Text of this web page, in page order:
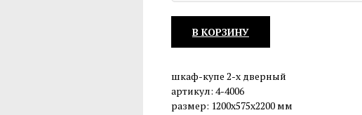
В КОРЗИНУ
шкаф-купе 2-х дверный
артикул: 4-4006
размер: 1200х575х2200 мм